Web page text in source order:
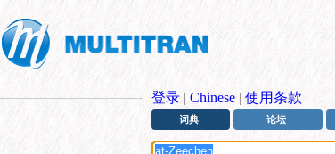
登录 | Chinese | 使用条款
词典 论坛